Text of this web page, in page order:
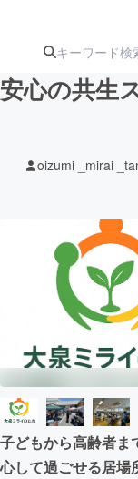
ジェクト
ターン
アート
テクノ
映像・
ビジネ
まちづ
安心の共生
oizumi _mirai
子どもから高齢者ま
心して過ごせる居場